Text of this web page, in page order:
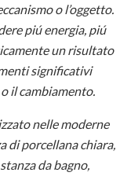
o l’oggetto.
piú energia, piú
un risultato
significativi
il cambiamento.
nelle moderne
di porcellana chiara,
da bagno,